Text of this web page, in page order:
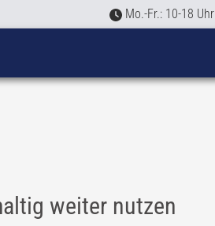
Mo.-Fr.: 10-18 Uhr
weiter nutzen